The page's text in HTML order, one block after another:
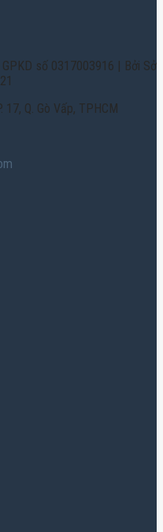
GPKD số 0317003916 | Bởi Sở
Q. Gò Vấp, TPHCM